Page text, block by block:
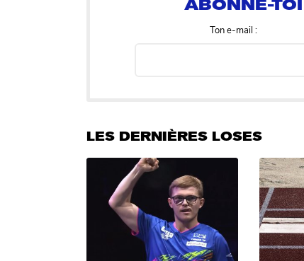
Ton e-mail :
LES DERNIÈRES LOSES